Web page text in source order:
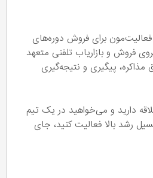
برای فروش دوره‌های
فروش و بازاریاب تلفنی متعهد
مذاکره، پیگیری و نتیجه‌گیری
دارید و می‌خواهید در یک تیم
رشد بالا فعالیت کنید، جای